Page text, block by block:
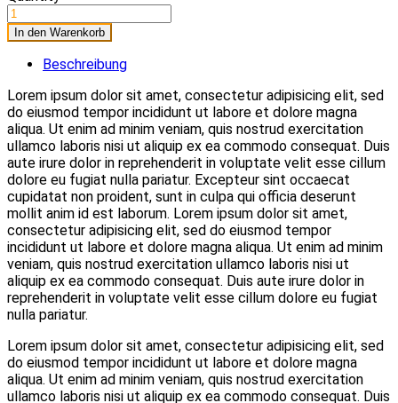
In den Warenkorb
Beschreibung
Lorem ipsum dolor sit amet, consectetur adipisicing elit, sed
do eiusmod tempor incididunt ut labore et dolore magna
aliqua. Ut enim ad minim veniam, quis nostrud exercitation
ullamco laboris nisi ut aliquip ex ea commodo consequat. Duis
aute irure dolor in reprehenderit in voluptate velit esse cillum
dolore eu fugiat nulla pariatur. Excepteur sint occaecat
cupidatat non proident, sunt in culpa qui officia deserunt
mollit anim id est laborum. Lorem ipsum dolor sit amet,
consectetur adipisicing elit, sed do eiusmod tempor
incididunt ut labore et dolore magna aliqua. Ut enim ad minim
veniam, quis nostrud exercitation ullamco laboris nisi ut
aliquip ex ea commodo consequat. Duis aute irure dolor in
reprehenderit in voluptate velit esse cillum dolore eu fugiat
nulla pariatur.
Lorem ipsum dolor sit amet, consectetur adipisicing elit, sed
do eiusmod tempor incididunt ut labore et dolore magna
aliqua. Ut enim ad minim veniam, quis nostrud exercitation
ullamco laboris nisi ut aliquip ex ea commodo consequat. Duis